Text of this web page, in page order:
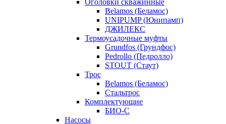
Оголовки скважинные
Belamos (Беламос)
UNIPUMP (Юнипамп)
ДЖИЛЕКС
Термоусадочные муфты
Grundfos (Грундфос)
Pedrollo (Педролло)
STOUT (Стаут)
Трос
Belamos (Беламос)
Стальтрос
Комплектующие
БИО-С
Насосы